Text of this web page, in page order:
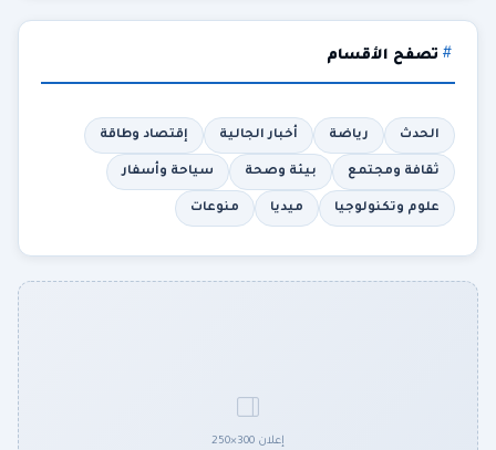
تصفح الأقسام
الحدث رياضة أخبار الجالية إقتصاد وطاقة
ثقافة ومجتمع بيئة وصحة سياحة وأسفار
علوم وتكنولوجيا ميديا منوعات
إعلان 300×250